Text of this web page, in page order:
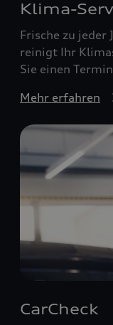
Klima-
Frische zu jeder
reinigt Ihr
Sie einen
Mehr erfahren
CarCheck